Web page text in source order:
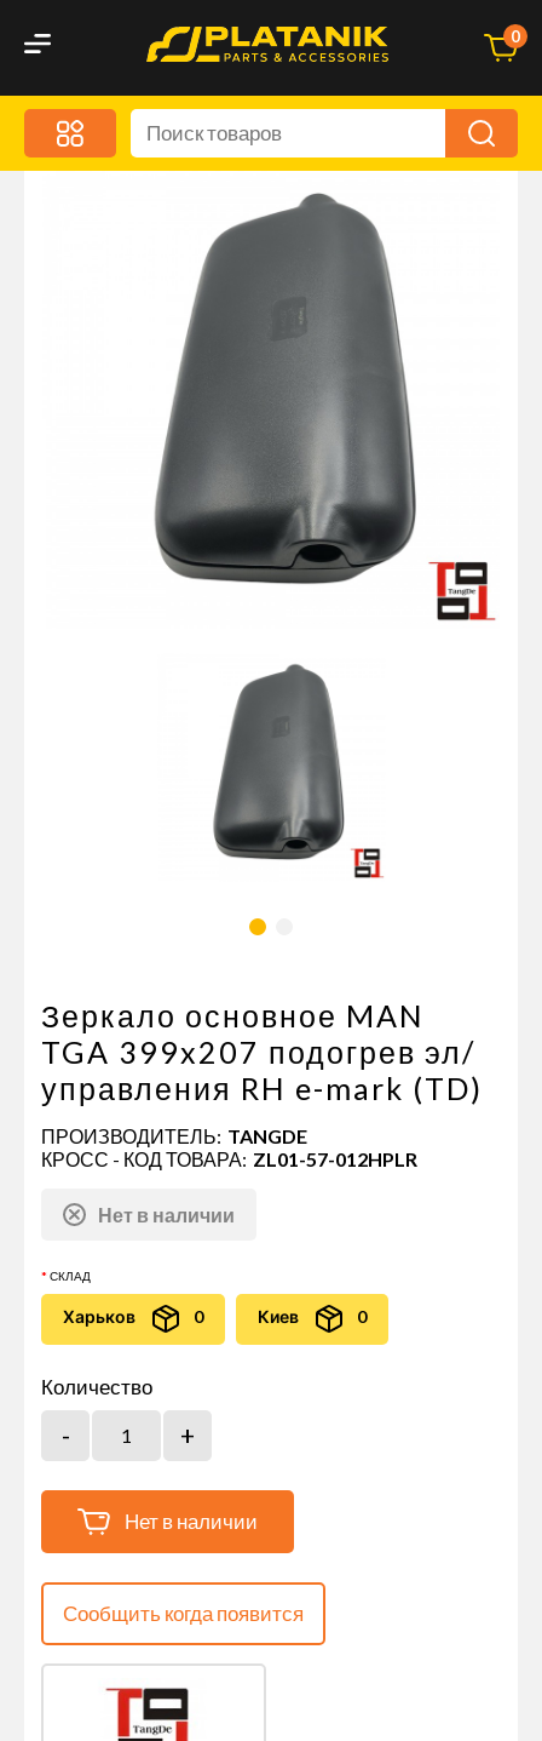
0
Меню
Акционные предложения
Дорожные аксессуары
Дорожная кухня
Автохимия и уход
Оптика и светотехника
Запчасти кузова и зеркала
Малый коммерческий транспорт
Маркировочные знаки и светоотражатели
Пневматические соединения
Оснащение прицепов
Автономное отопление и
кондиционировани
Стяжные ремни и тросы
Зеркало основное MAN
TGA 399x207 подогрев эл/
управления RH e-mark (TD)
ПРОИЗВОДИТЕЛЬ: TANGDE
КРОСС - КОД ТОВАРА: ZL01-57-012HPLR
Нет в наличии
СКЛАД
Харьков 0 Киев 0
Количество
Нет в наличии
Сообщить когда появится